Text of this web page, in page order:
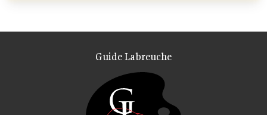
Guide Labreuche